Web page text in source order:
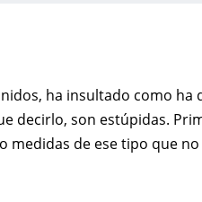
ha insultado como ha
decirlo, son estúpidas.
medidas de ese tipo que